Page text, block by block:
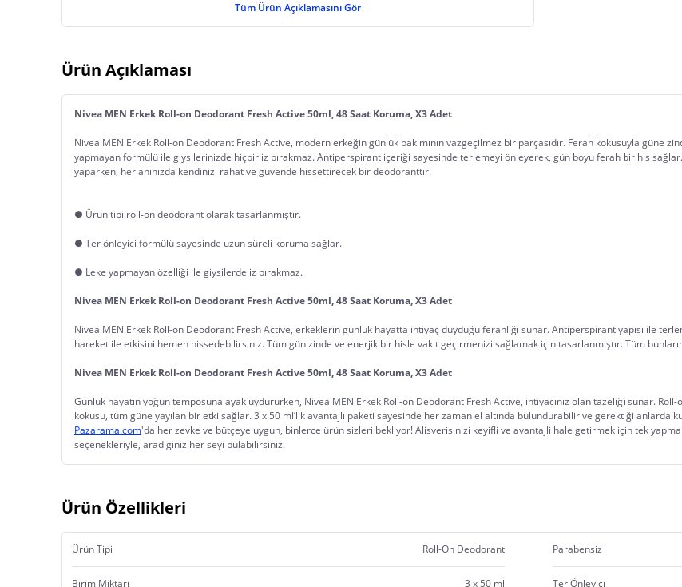
Tüm Ürün Açıklamasını Gör
Ürün Açıklaması
Nivea MEN Erkek Roll-on Deodorant Fresh Active 50ml, 48 Saat Koruma, X3 Adet
Nivea MEN Erkek Roll-on Deodorant Fresh Active, modern erkeğin günlük bakımının vazgeçilmez bir parçasıdır. Ferah kokusuyla güne
yapmayan formülü ile giysilerinizde hiçbir iz bırakmaz. Antiperspirant içeriği sayesinde terlemeyi önleyerek, gün boyu ferah bir his
yaparken, her anınızda kendinizi rahat ve güvende hissettirecek bir deodoranttır.
● Ürün tipi roll-on deodorant olarak tasarlanmıştır.
● Ter önleyici formülü sayesinde uzun süreli koruma sağlar.
● Leke yapmayan özelliği ile giysilerde iz bırakmaz.
Nivea MEN Erkek Roll-on Deodorant Fresh Active 50ml, 48 Saat Koruma, X3 Adet
Nivea MEN Erkek Roll-on Deodorant Fresh Active, erkeklerin günlük hayatta ihtiyaç duyduğu ferahlığı sunar. Antiperspirant yapısı ile
hareket ile etkisini hemen hissedebilirsiniz. Tüm gün zinde ve enerjik bir hisle vakit geçirmenizi sağlamak için tasarlanmıştır. Tüm
Nivea MEN Erkek Roll-on Deodorant Fresh Active 50ml, 48 Saat Koruma, X3 Adet
Günlük hayatın yoğun temposuna ayak uydururken, Nivea MEN Erkek Roll-on Deodorant Fresh Active, ihtiyacınız olan tazeliği sunar.
kokusu, tüm güne yayılan bir etki sağlar. 3 x 50 ml’lik avantajlı paketi sayesinde her zaman el altında bulundurabilir ve gerektiği
Pazarama.com'da her zevke ve bütçeye uygun, binlerce ürün sizleri bekliyor! Alisverisinizi keyifli ve avantajli hale getirmek için tek
seçenekleriyle, aradiginiz her seyi bulabilirsiniz.
Ürün Özellikleri
Ürün Tipi Roll-On Deodorant Parabensiz
Birim Miktarı 3 x 50 ml Ter Önleyici